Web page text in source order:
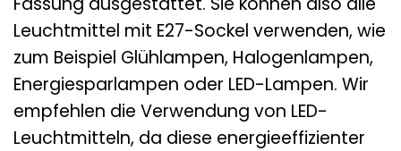
Leuchtmittel mit E27-Sockel verwenden, wie
zum Beispiel Glühlampen, Halogenlampen,
Energiesparlampen oder LED-Lampen. Wir
empfehlen die Verwendung von LED-
Leuchtmitteln, da diese energieeffizienter